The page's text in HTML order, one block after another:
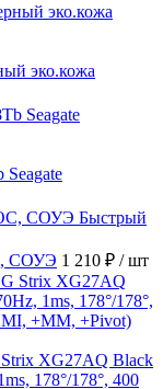
эко.кожа
Быстрый
СОУЭ 1 210 ₽ / шт
XG27AQ Black
178°/178°, 400